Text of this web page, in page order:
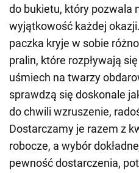
do bukietu, który pozwala
wyjątkowość każdej
paczka kryje w sobie
pralin, które rozpływają
uśmiech na twarzy
sprawdzą się doskonale
do chwili wzruszenie,
Dostarczamy je razem z
robocze, a wybór
pewność dostarczenia,